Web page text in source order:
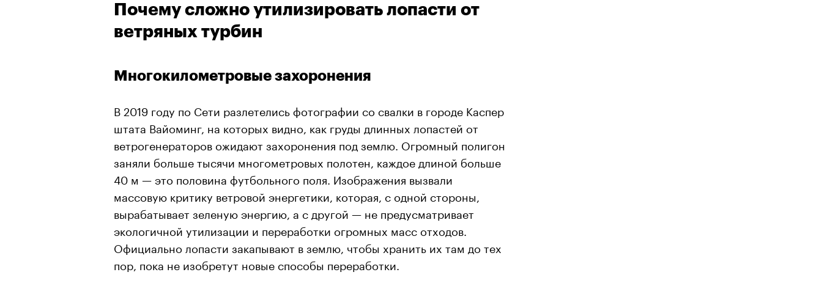
Почему сложно утилизировать лопасти от
ветряных турбин
Многокилометровые захоронения
В 2019 году по Сети разлетелись фотографии со свалки в городе Каспер
штата Вайоминг, на которых видно, как груды длинных лопастей от
ветрогенераторов ожидают захоронения под землю. Огромный полигон
заняли больше тысячи многометровых полотен, каждое длиной больше
40 м — это половина футбольного поля. Изображения вызвали
массовую критику ветровой энергетики, которая, с одной стороны,
вырабатывает зеленую энергию, а с другой — не предусматривает
экологичной утилизации и переработки огромных масс отходов.
Официально лопасти закапывают в землю, чтобы хранить их там до тех
пор, пока не изобретут новые способы переработки.